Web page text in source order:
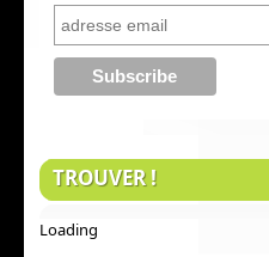
TROUVER !
Loading